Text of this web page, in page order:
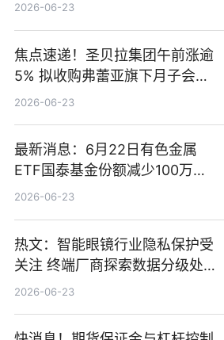
2026-06-23
焦点速递！圣贝拉集团午前涨逾
5% 拟收购弗蕾亚旗下月子会所
业务少数股权
2026-06-23
最新消息：6月22日有色金属
ETF国泰基金份额减少100万
份，重仓股紫金矿业、洛阳钼
2026-06-23
热文：智能眼镜行业隐私保护受
关注 终端厂商探索数据分级处理
等方案
2026-06-23